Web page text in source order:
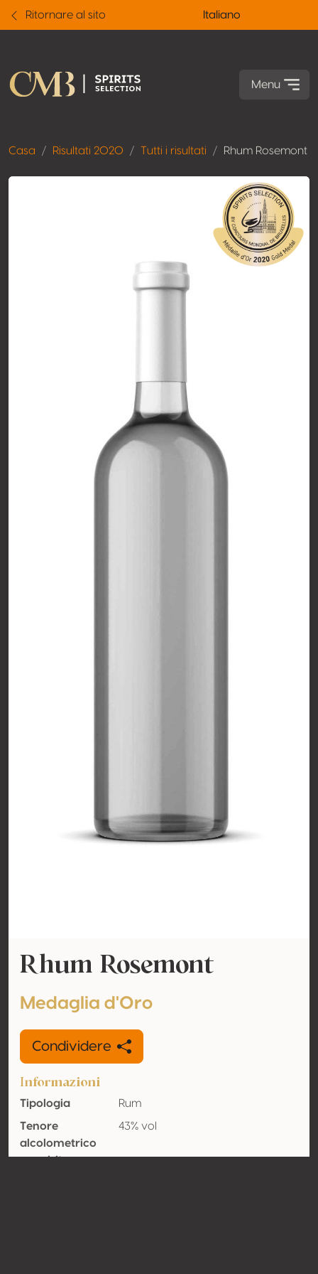
Ritornare al sito Italiano
Menu
Casa Risultati 2020 Tutti i risultati Rhum Rosemont
Rhum Rosemont
Medaglia d'Oro
Condividere
Informazioni
Tipologia
Rum
Tenore
alcolometrico
acquisito
43% vol